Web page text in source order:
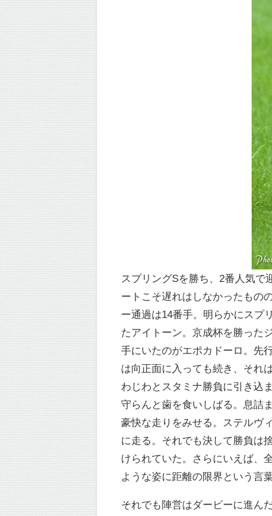
スプリングSを勝ち、2番人気
ートこそ遅れはしなかったもの
ー通過は14番手。明らかにスプ
たアイトーン。京成杯を勝った
手にいたのがエポカドーロ。先
は向正面に入っても続き、それ
わじわとスタミナ勝負に引き込
守らんと歯を食いしばる。息詰
豪快な走りをみせる。ステルヴ
に走る。それでも決して勝負は
けられていた。さらにいえば、
ような姿に距離の限界という言
それでも陣営はダービーに進ん